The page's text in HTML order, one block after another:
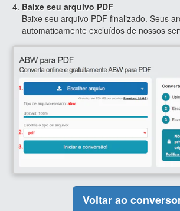
Baixe seu arquivo PDF
Baixe seu arquivo PDF finalizado. Seus
automaticamente excluídos de nossos
Voltar ao